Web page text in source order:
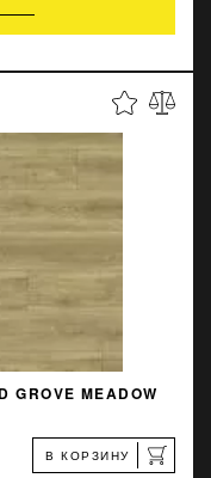
MEADOW
В КОРЗИНУ